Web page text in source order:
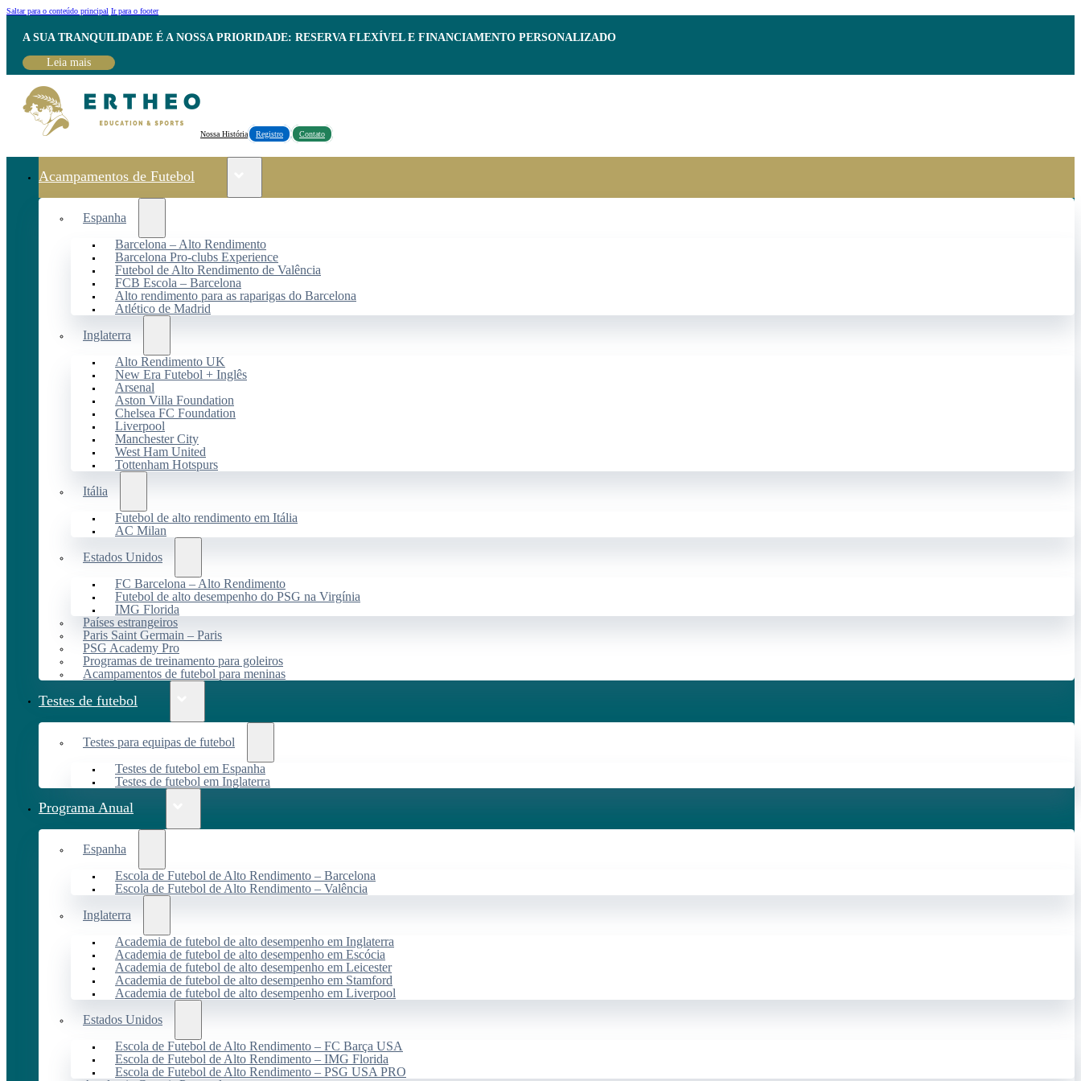
Saltar para o conteúdo principal Ir para o footer
A SUA TRANQUILIDADE É A NOSSA PRIORIDADE: RESERVA FLEXÍVEL E FINANCIAMENTO PERSONALIZADO
Leia mais
Nossa História Registro Contato
Acampamentos de Futebol
Espanha
Barcelona – Alto Rendimento
Barcelona Pro-clubs Experience
Futebol de Alto Rendimento de Valência
FCB Escola – Barcelona
Alto rendimento para as raparigas do Barcelona
Atlético de Madrid
Inglaterra
Alto Rendimento UK
New Era Futebol + Inglês
Arsenal
Aston Villa Foundation
Chelsea FC Foundation
Liverpool
Manchester City
West Ham United
Tottenham Hotspurs
Itália
Futebol de alto rendimento em Itália
AC Milan
Estados Unidos
FC Barcelona – Alto Rendimento
Futebol de alto desempenho do PSG na Virgínia
IMG Florida
Países estrangeiros
Paris Saint Germain – Paris
PSG Academy Pro
Programas de treinamento para goleiros
Acampamentos de futebol para meninas
Testes de futebol
Testes para equipas de futebol
Testes de futebol em Espanha
Testes de futebol em Inglaterra
Programa Anual
Espanha
Escola de Futebol de Alto Rendimento – Barcelona
Escola de Futebol de Alto Rendimento – Valência
Inglaterra
Academia de futebol de alto desempenho em Inglaterra
Academia de futebol de alto desempenho em Escócia
Academia de futebol de alto desempenho em Leicester
Academia de futebol de alto desempenho em Stamford
Academia de futebol de alto desempenho em Liverpool
Estados Unidos
Escola de Futebol de Alto Rendimento – FC Barça USA
Escola de Futebol de Alto Rendimento – IMG Florida
Escola de Futebol de Alto Rendimento – PSG USA PRO